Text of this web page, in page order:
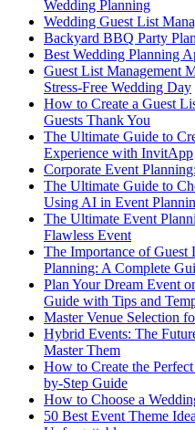
Wedding Planning
Wedding Guest List
Backyard BBQ Party
Best Wedding Planning
Guest List Management
Stress-Free Wedding Day
How to Create a Guest
Guests Thank You
The Ultimate Guide to
Experience with InvitApp
Corporate Event
The Ultimate Guide to
Using AI in Event
The Ultimate Event
Flawless Event
The Importance of Guest
Planning: A Complete
Plan Your Dream Event
Guide with Tips and
Master Venue Selection
Hybrid Events: The
Master Them
How to Create the
by-Step Guide
How to Choose a
50 Best Event Theme